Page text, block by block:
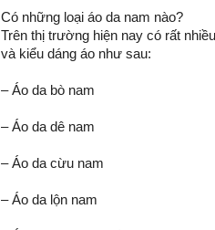
Có những loại áo da nam nào?
Trên thị trường hiện nay có rất
và kiểu dáng áo như sau:
– Áo da bò nam
– Áo da dê nam
– Áo da cừu nam
– Áo da lộn nam